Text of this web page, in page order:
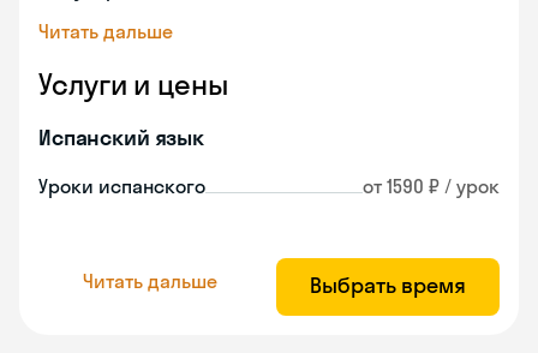
Читать дальше
Услуги и цены
Испанский язык
Уроки испанского от 1590 ₽ / урок
Читать дальше Выбрать время